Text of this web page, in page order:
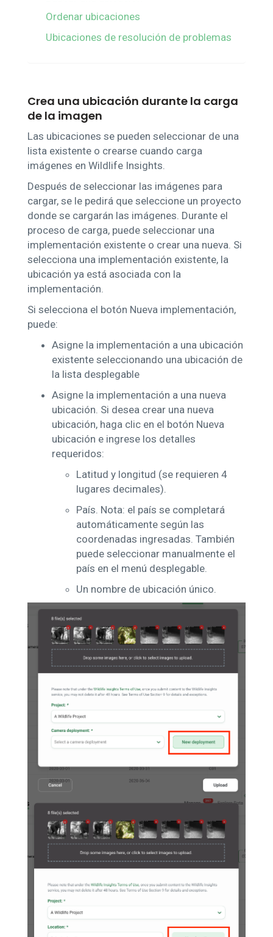
Ordenar ubicaciones
Ubicaciones de resolución de problemas
Crea una ubicación durante la carga
de la imagen
Las ubicaciones se pueden seleccionar de una
lista existente o crearse cuando carga
imágenes en Wildlife Insights.
Después de seleccionar las imágenes para
cargar, se le pedirá que seleccione un proyecto
donde se cargarán las imágenes. Durante el
proceso de carga, puede seleccionar una
implementación existente o crear una nueva. Si
selecciona una implementación existente, la
ubicación ya está asociada con la
implementación.
Si selecciona el botón Nueva implementación,
puede:
Asigne la implementación a una ubicación
existente seleccionando una ubicación de
la lista desplegable
Asigne la implementación a una nueva
ubicación. Si desea crear una nueva
ubicación, haga clic en el botón Nueva
ubicación e ingrese los detalles
requeridos:
Latitud y longitud (se requieren 4
lugares decimales).
País. Nota: el país se completará
automáticamente según las
coordenadas ingresadas. También
puede seleccionar manualmente el
país en el menú desplegable.
Un nombre de ubicación único.